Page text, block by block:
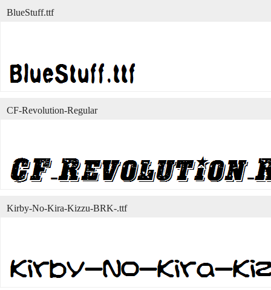
BlueStuff.ttf
CF-Revolution-Regular
Kirby-No-Kira-Kizzu-BRK-.ttf